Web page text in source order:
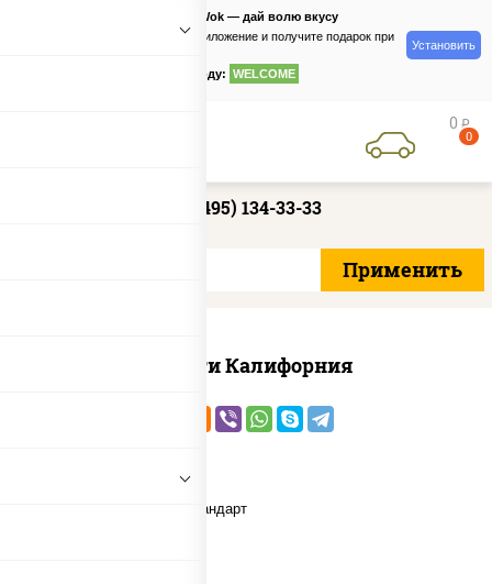
PizzaSushiWok — дай волю вкусу
Скачайте приложение и получите подарок при
по промокоду: WELCOME
Установить
0 руб
0
+7 (495) 134-33-33
Ассорти Калифорния